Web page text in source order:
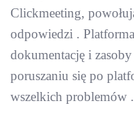
Clickmeeting,
odpowiedzi .
dokumentację i
poruszaniu się po
wszelkich problemów .